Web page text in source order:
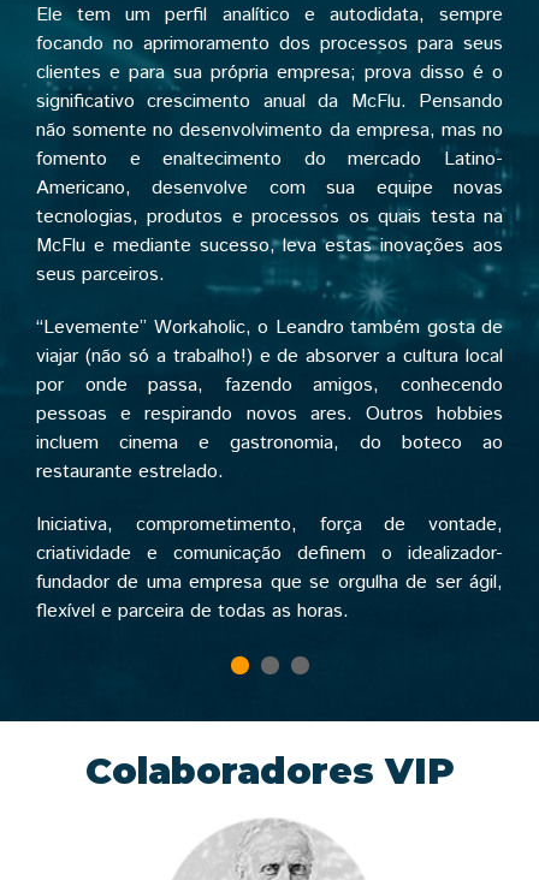
Ele tem um perfil analítico e autodidata, sempre
focando no aprimoramento dos processos para seus
clientes e para sua própria empresa; prova disso é o
significativo crescimento anual da McFlu. Pensando
não somente no desenvolvimento da empresa, mas no
fomento e enaltecimento do mercado Latino-
Americano, desenvolve com sua equipe novas
tecnologias, produtos e processos os quais testa na
McFlu e mediante sucesso, leva estas inovações aos
seus parceiros.
“Levemente” Workaholic, o Leandro também gosta de
viajar (não só a trabalho!) e de absorver a cultura local
por onde passa, fazendo amigos, conhecendo
pessoas e respirando novos ares. Outros hobbies
incluem cinema e gastronomia, do boteco ao
restaurante estrelado.
Iniciativa, comprometimento, força de vontade,
criatividade e comunicação definem o idealizador-
fundador de uma empresa que se orgulha de ser ágil,
flexível e parceira de todas as horas.
Colaboradores VIP